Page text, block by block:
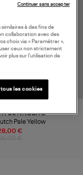
€
LONNBERG
Pale Yellow
à des fins de
collaboration avec des
choix via « Paramétrer »,
ceux non strictement
plus sur l’utilisation de
les cookies
Continuer sans accepter